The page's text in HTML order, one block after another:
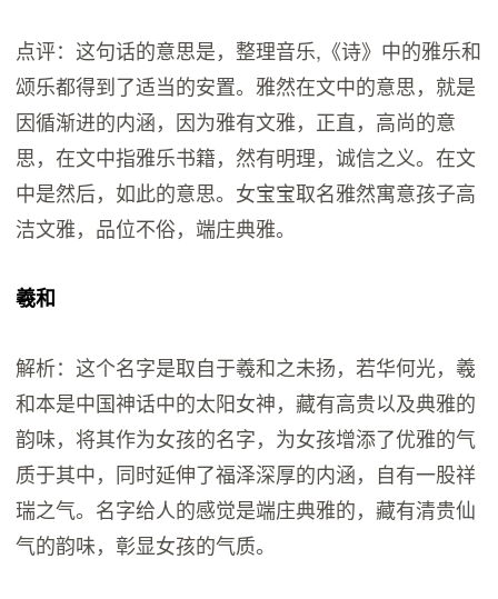
点评：这句话的意思是，整理音乐,《诗》中的雅乐和
颂乐都得到了适当的安置。雅然在文中的意思，就是
因循渐进的内涵，因为雅有文雅，正直，高尚的意
思，在文中指雅乐书籍，然有明理，诚信之义。在文
中是然后，如此的意思。女宝宝取名雅然寓意孩子高
洁文雅，品位不俗，端庄典雅。
羲和
解析：这个名字是取自于羲和之未扬，若华何光，羲
和本是中国神话中的太阳女神，藏有高贵以及典雅的
韵味，将其作为女孩的名字，为女孩增添了优雅的气
质于其中，同时延伸了福泽深厚的内涵，自有一股祥
瑞之气。名字给人的感觉是端庄典雅的，藏有清贵仙
气的韵味，彰显女孩的气质。